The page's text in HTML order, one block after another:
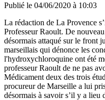
Publié le 04/06/2020 à 10:03
La rédaction de La Provence
Professeur Raoult. De
désormais attaqué sur le front
marseillais qui dénonce les
l'hydroxychloroquine ont été
professeur Raoult de ne pas
Médicament deux des trois
procureur de Marseille a lui
désormais à savoir s’il y a lieu